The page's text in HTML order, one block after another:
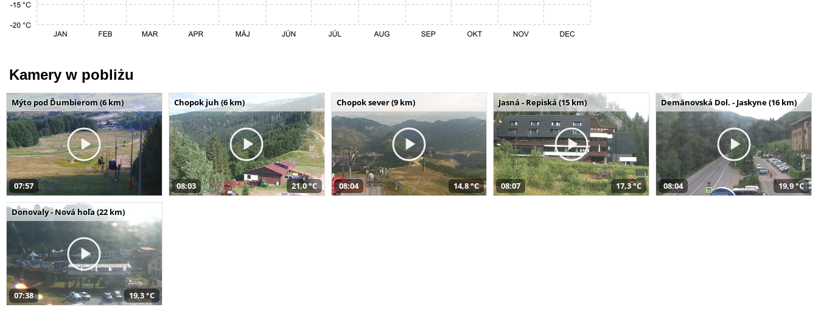
Kamery w pobliżu
Mýto pod Ďumbierom (6 km)
07:57
Chopok juh (6 km)
08:03 21,0 °C
Chopok sever (9 km)
08:04 14,8 °C
Jasná - Repiská (15 km)
08:07 17,3 °C
Demänovská Dol. - Jaskyne (16 km)
08:04 19,9 °C
Donovaly - Nová hoľa (22 km)
07:38 19,3 °C